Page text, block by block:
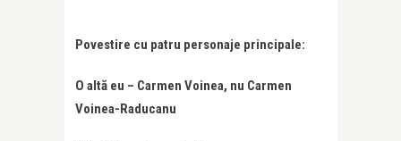
Povestire cu patru personaje principale:
O altă eu – Carmen Voinea, nu Carmen
Voinea-Raducanu